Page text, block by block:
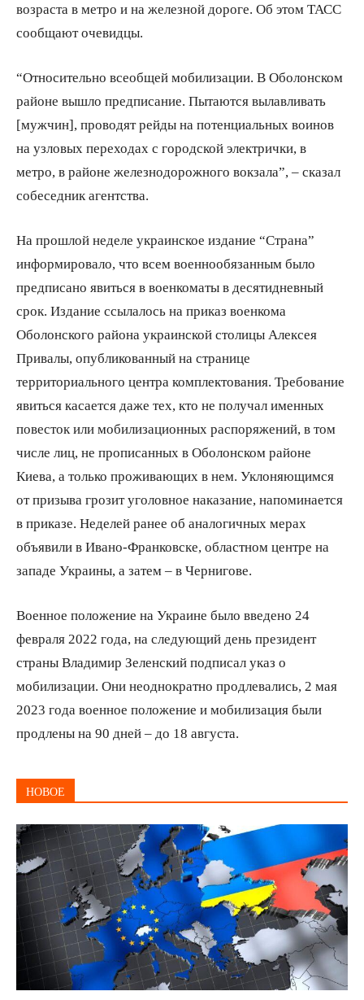
возраста в метро и на железной дороге. Об этом ТАСС
сообщают очевидцы.
“Относительно всеобщей мобилизации. В Оболонском
районе вышло предписание. Пытаются вылавливать
[мужчин], проводят рейды на потенциальных воинов
на узловых переходах с городской электрички, в
метро, в районе железнодорожного вокзала”, – сказал
собеседник агентства.
На прошлой неделе украинское издание “Страна”
информировало, что всем военнообязанным было
предписано явиться в военкоматы в десятидневный
срок. Издание ссылалось на приказ военкома
Оболонского района украинской столицы Алексея
Привалы, опубликованный на странице
территориального центра комплектования. Требование
явиться касается даже тех, кто не получал именных
повесток или мобилизационных распоряжений, в том
числе лиц, не прописанных в Оболонском районе
Киева, а только проживающих в нем. Уклоняющимся
от призыва грозит уголовное наказание, напоминается
в приказе. Неделей ранее об аналогичных мерах
объявили в Ивано-Франковске, областном центре на
западе Украины, а затем – в Чернигове.
Военное положение на Украине было введено 24
февраля 2022 года, на следующий день президент
страны Владимир Зеленский подписал указ о
мобилизации. Они неоднократно продлевались, 2 мая
2023 года военное положение и мобилизация были
продлены на 90 дней – до 18 августа.
НОВОЕ